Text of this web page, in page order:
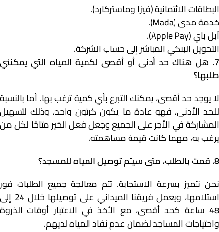
البطاقات الائتمانية (فيزا وماستركارد).
خدمة مدى (Mada).
آبل باي (Apple Pay).
التحويل البنكي المباشر إلى حساب الشركة.
7. هل هناك حد أدنى أو أقصى لكمية المياه التي يمكنني
طلبها؟
لا يوجد حد أقصى، يمكنك التبرع بأي كمية ترغب بها. أما بالنسبة
للحد الأدنى، فهو عادة ما يكون كرتون واحد، وذلك لتسهيل
المشاركة في الأجر على الجميع وجعل فعل الخير متاحًا لكل من
يرغب به، مهما كانت قيمة مساهمته.
8. قمت بالطلب، متى سيتم توصيل المياه للمسجد؟
نحن نتميز بسرعة الاستجابة. تتم معالجة جميع الطلبات فور
استلامها، ويعمل فريقنا الميداني على توصيلها خلال 24 إلى
48 ساعة كحد أقصى، مع الأخذ في الاعتبار أوقات الذروة
واحتياجات المساجد لضمان عدم نفاد المياه لديهم.